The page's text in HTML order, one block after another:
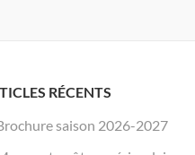
RÉCENTS
saison 2026-2027